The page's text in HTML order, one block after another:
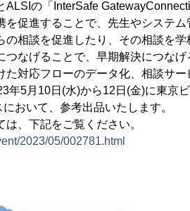
ALSIの「InterSafe
を促進することで、先生やシステ
の相談を促進したり、その相談を
つなげることで、早期解決につな
た対応フローのデータ化、相談サー
年5月10日(水)から12日(金)に東京
おいて、参考出品いたします。
、下記をご覧ください。
2023/05/002781.html